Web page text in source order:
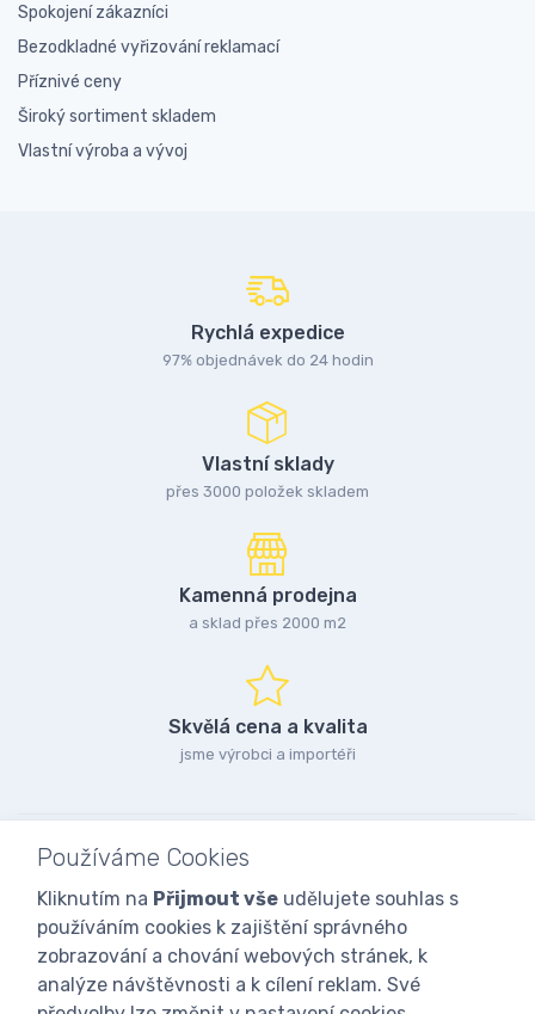
Spokojení zákazníci
Bezodkladné vyřizování reklamací
Příznivé ceny
Široký sortiment skladem
Vlastní výroba a vývoj
Rychlá expedice
97% objednávek do 24 hodin
Vlastní sklady
přes 3000 položek skladem
Kamenná prodejna
a sklad přes 2000 m2
Skvělá cena a kvalita
jsme výrobci a importéři
Používáme Cookies
Kliknutím na Přijmout vše udělujete souhlas s
používáním cookies k zajištění správného
zobrazování a chování webových stránek, k
analýze návštěvnosti a k cílení reklam. Své